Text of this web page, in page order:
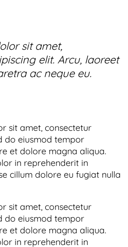
sit amet,
elit. Arcu, laoreet
ac neque eu.
sit amet, consectetur
do eiusmod tempor
et dolore magna aliqua.
in reprehenderit in
cillum dolore eu fugiat nulla
sit amet, consectetur
do eiusmod tempor
et dolore magna aliqua.
in reprehenderit in